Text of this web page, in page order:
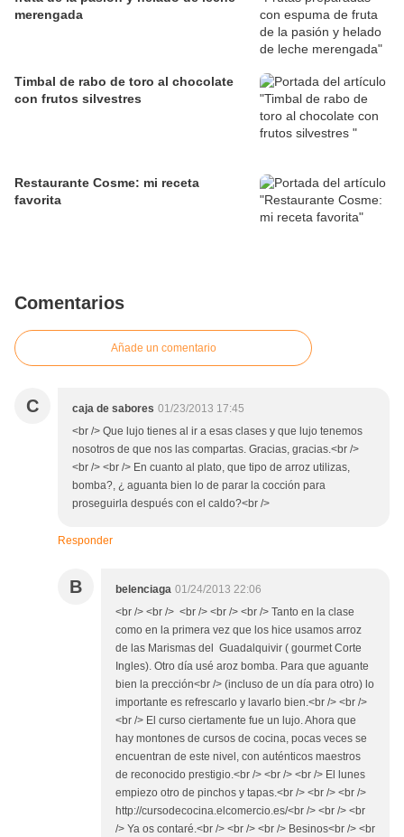
merengada
Timbal de rabo de toro al chocolate
con frutos silvestres
Restaurante Cosme: mi receta
favorita
Comentarios
Añade un comentario
C caja de sabores 01/23/2013 17:45
<br /> Que lujo tienes al ir a esas clases y que lujo tenemos
nosotros de que nos las compartas. Gracias, gracias.<br />
<br /> <br /> En cuanto al plato, que tipo de arroz utilizas,
bomba?, ¿ aguanta bien lo de parar la cocción para
proseguirla después con el caldo?<br />
Responder
B belenciaga 01/24/2013 22:06
<br /> <br /> <br /> <br /> <br /> Tanto en la clase
como en la primera vez que los hice usamos arroz
de las Marismas del Guadalquivir ( gourmet Corte
Ingles). Otro día usé aroz bomba. Para que aguante
bien la prección<br /> (incluso de un día para otro) lo
importante es refrescarlo y lavarlo bien.<br /> <br />
<br /> El curso ciertamente fue un lujo. Ahora que
hay montones de cursos de cocina, pocas veces se
encuentran de este nivel, con auténticos maestros
de reconocido prestigio.<br /> <br /> <br /> El lunes
empiezo otro de pinchos y tapas.<br /> <br /> <br />
http://cursodecocina.elcomercio.es/<br /> <br /> <br
/> Ya os contaré.<br /> <br /> <br /> Besinos<br /> <br